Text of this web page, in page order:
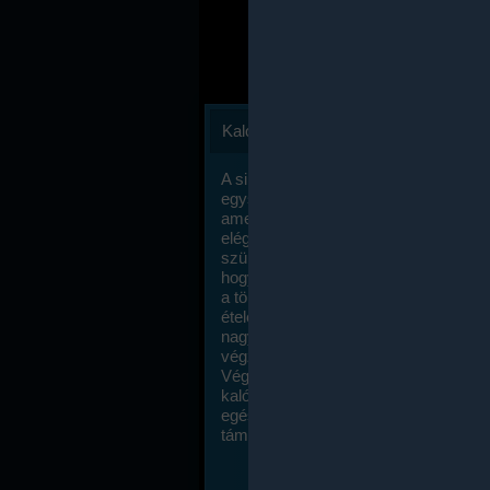
Kalóriaszámlálás
A sikeres fogyás titka valójában igen
egyszerű: égess több energiát, mint
amennyit beviszel. Természetesen
elég nagy fegyelemre és akaraterőre
szükség, de meglepődve fogod
hogy a kalóriaszámolás mennyire
a többi diétához képest. Itt nincsenek
ételek és a megengedett kalóriabevitelt
nagymértékben növelheted ha
végzel.
Végül, de nem utolsó sorban, a
kalóriaszámolás módszerét a legtöbb
egészségügyi szakorvos ajánlja és
támogatja.